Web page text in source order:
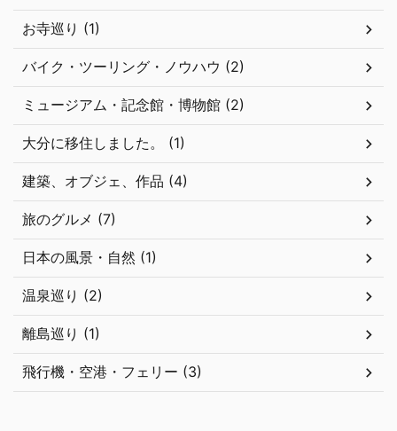
お寺巡り (1)
バイク・ツーリング・ノウハウ (2)
ミュージアム・記念館・博物館 (2)
大分に移住しました。 (1)
建築、オブジェ、作品 (4)
旅のグルメ (7)
日本の風景・自然 (1)
温泉巡り (2)
離島巡り (1)
飛行機・空港・フェリー (3)